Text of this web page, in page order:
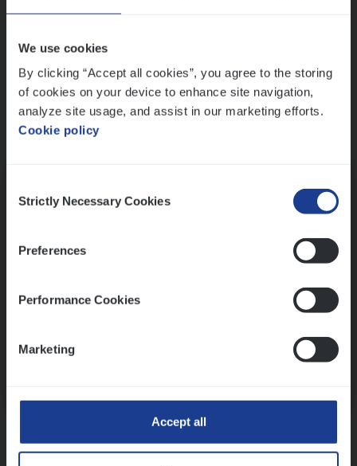
We use cookies
By clicking “Accept all cookies”, you agree to the storing
of cookies on your device to enhance site navigation,
analyze site usage, and assist in our marketing efforts.
Cookie policy
Selection
Strictly Necessary Cookies
Preferences
Performance Cookies
Marketing
Accept all